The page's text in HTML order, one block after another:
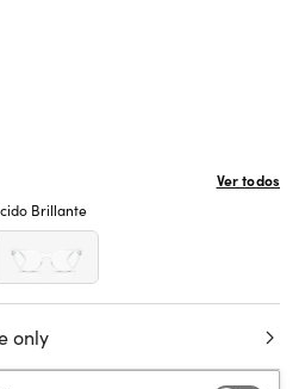
Ver todos
Brillante
only